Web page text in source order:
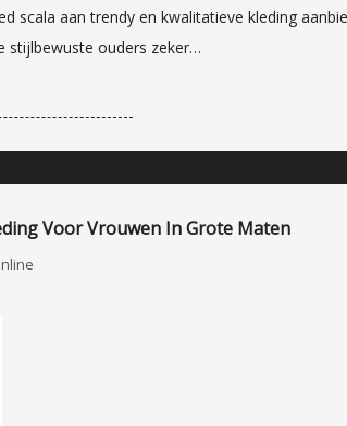
scala aan trendy en kwalitatieve kleding
stijlbewuste ouders zeker…
Voor Vrouwen In Grote Maten